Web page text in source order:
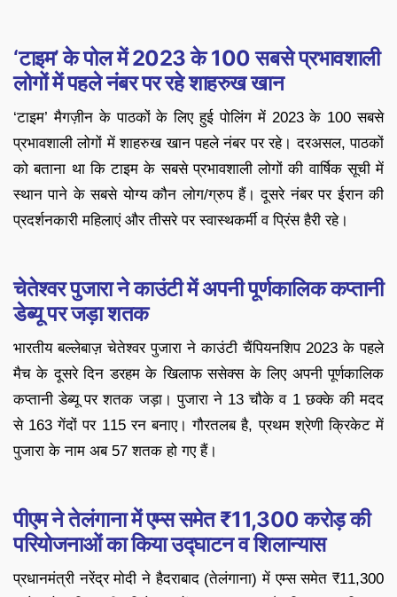
‘टाइम’ के पोल में 2023 के 100 सबसे प्रभावशाली
लोगों में पहले नंबर पर रहे शाहरुख खान
‘टाइम’ मैगज़ीन के पाठकों के लिए हुई पोलिंग में 2023 के 100 सबसे
प्रभावशाली लोगों में शाहरुख खान पहले नंबर पर रहे। दरअसल, पाठकों
को बताना था कि टाइम के सबसे प्रभावशाली लोगों की वार्षिक सूची में
स्थान पाने के सबसे योग्य कौन लोग/ग्रुप हैं। दूसरे नंबर पर ईरान की
प्रदर्शनकारी महिलाएं और तीसरे पर स्वास्थकर्मी व प्रिंस हैरी रहे।
चेतेश्वर पुजारा ने काउंटी में अपनी पूर्णकालिक कप्तानी
डेब्यू पर जड़ा शतक
भारतीय बल्लेबाज़ चेतेश्वर पुजारा ने काउंटी चैंपियनशिप 2023 के पहले
मैच के दूसरे दिन डरहम के खिलाफ ससेक्स के लिए अपनी पूर्णकालिक
कप्तानी डेब्यू पर शतक जड़ा। पुजारा ने 13 चौके व 1 छक्के की मदद
से 163 गेंदों पर 115 रन बनाए। गौरतलब है, प्रथम श्रेणी क्रिकेट में
पुजारा के नाम अब 57 शतक हो गए हैं।
पीएम ने तेलंगाना में एम्स समेत ₹11,300 करोड़ की
परियोजनाओं का किया उद्घाटन व शिलान्यास
प्रधानमंत्री नरेंद्र मोदी ने हैदराबाद (तेलंगाना) में एम्स समेत ₹11,300